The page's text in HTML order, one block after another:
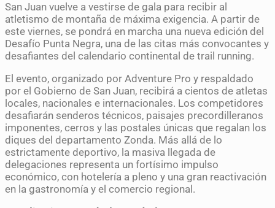
San Juan vuelve a vestirse de gala para recibir al
atletismo de montaña de máxima exigencia. A partir de
este viernes, se pondrá en marcha una nueva edición del
Desafío Punta Negra, una de las citas más convocantes y
desafiantes del calendario continental de trail running.
El evento, organizado por Adventure Pro y respaldado
por el Gobierno de San Juan, recibirá a cientos de atletas
locales, nacionales e internacionales. Los competidores
desafiarán senderos técnicos, paisajes precordilleranos
imponentes, cerros y las postales únicas que regalan los
diques del departamento Zonda. Más allá de lo
estrictamente deportivo, la masiva llegada de
delegaciones representa un fortísimo impulso
económico, con hotelería a pleno y una gran reactivación
en la gastronomía y el comercio regional.